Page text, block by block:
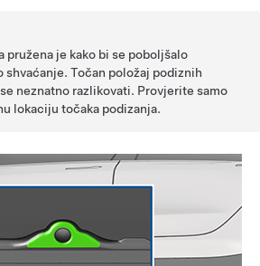
pružena je kako bi se poboljšalo
shvaćanje. Točan položaj podiznih
neznatno razlikovati. Provjerite samo
lokaciju točaka podizanja.